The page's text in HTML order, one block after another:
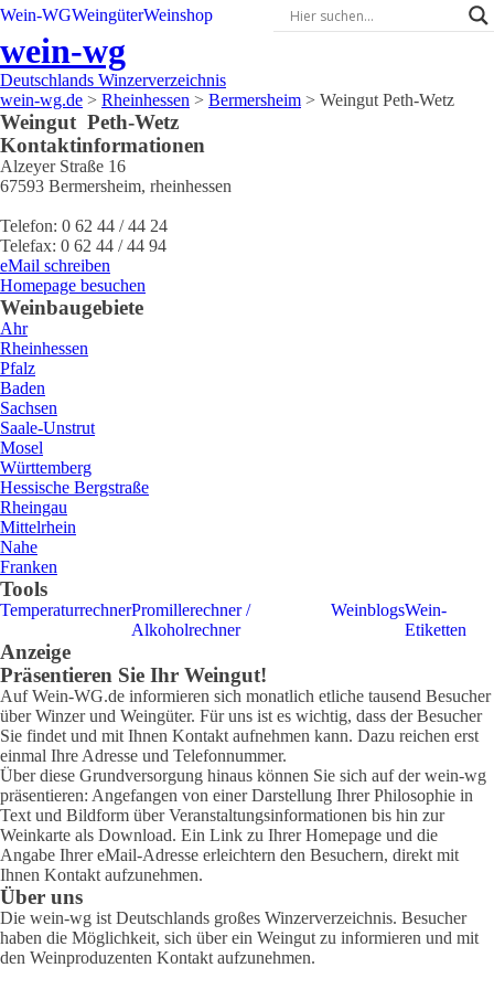
Wein-WGWeingüterWeinshop
wein-wg
Deutschlands Winzerverzeichnis
wein-wg.de > Rheinhessen > Bermersheim > Weingut Peth-Wetz
Weingut Peth-Wetz
Kontaktinformationen
Alzeyer Straße 16
67593 Bermersheim, rheinhessen
Telefon: 0 62 44 / 44 24
Telefax: 0 62 44 / 44 94
eMail schreiben
Homepage besuchen
Weinbaugebiete
Ahr
Rheinhessen
Pfalz
Baden
Sachsen
Saale-Unstrut
Mosel
Württemberg
Hessische Bergstraße
Rheingau
Mittelrhein
Nahe
Franken
Tools
TemperaturrechnerPromillerechner /
Alkoholrechner
WeinblogsWein-
Etiketten
Anzeige
Präsentieren Sie Ihr Weingut!
Auf Wein-WG.de informieren sich monatlich etliche tausend Besucher
über Winzer und Weingüter. Für uns ist es wichtig, dass der Besucher
Sie findet und mit Ihnen Kontakt aufnehmen kann. Dazu reichen erst
einmal Ihre Adresse und Telefonnummer.
Über diese Grundversorgung hinaus können Sie sich auf der wein-wg
präsentieren: Angefangen von einer Darstellung Ihrer Philosophie in
Text und Bildform über Veranstaltungsinformationen bis hin zur
Weinkarte als Download. Ein Link zu Ihrer Homepage und die
Angabe Ihrer eMail-Adresse erleichtern den Besuchern, direkt mit
Ihnen Kontakt aufzunehmen.
Über uns
Die wein-wg ist Deutschlands großes Winzerverzeichnis. Besucher
haben die Möglichkeit, sich über ein Weingut zu informieren und mit
den Weinproduzenten Kontakt aufzunehmen.